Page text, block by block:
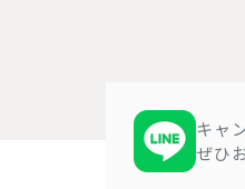
キャ
ぜひ